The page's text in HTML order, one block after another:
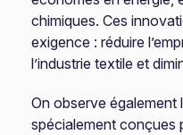
chimiques. Ces
exigence : réduire
l’industrie textile et
On observe également
spécialement conçues